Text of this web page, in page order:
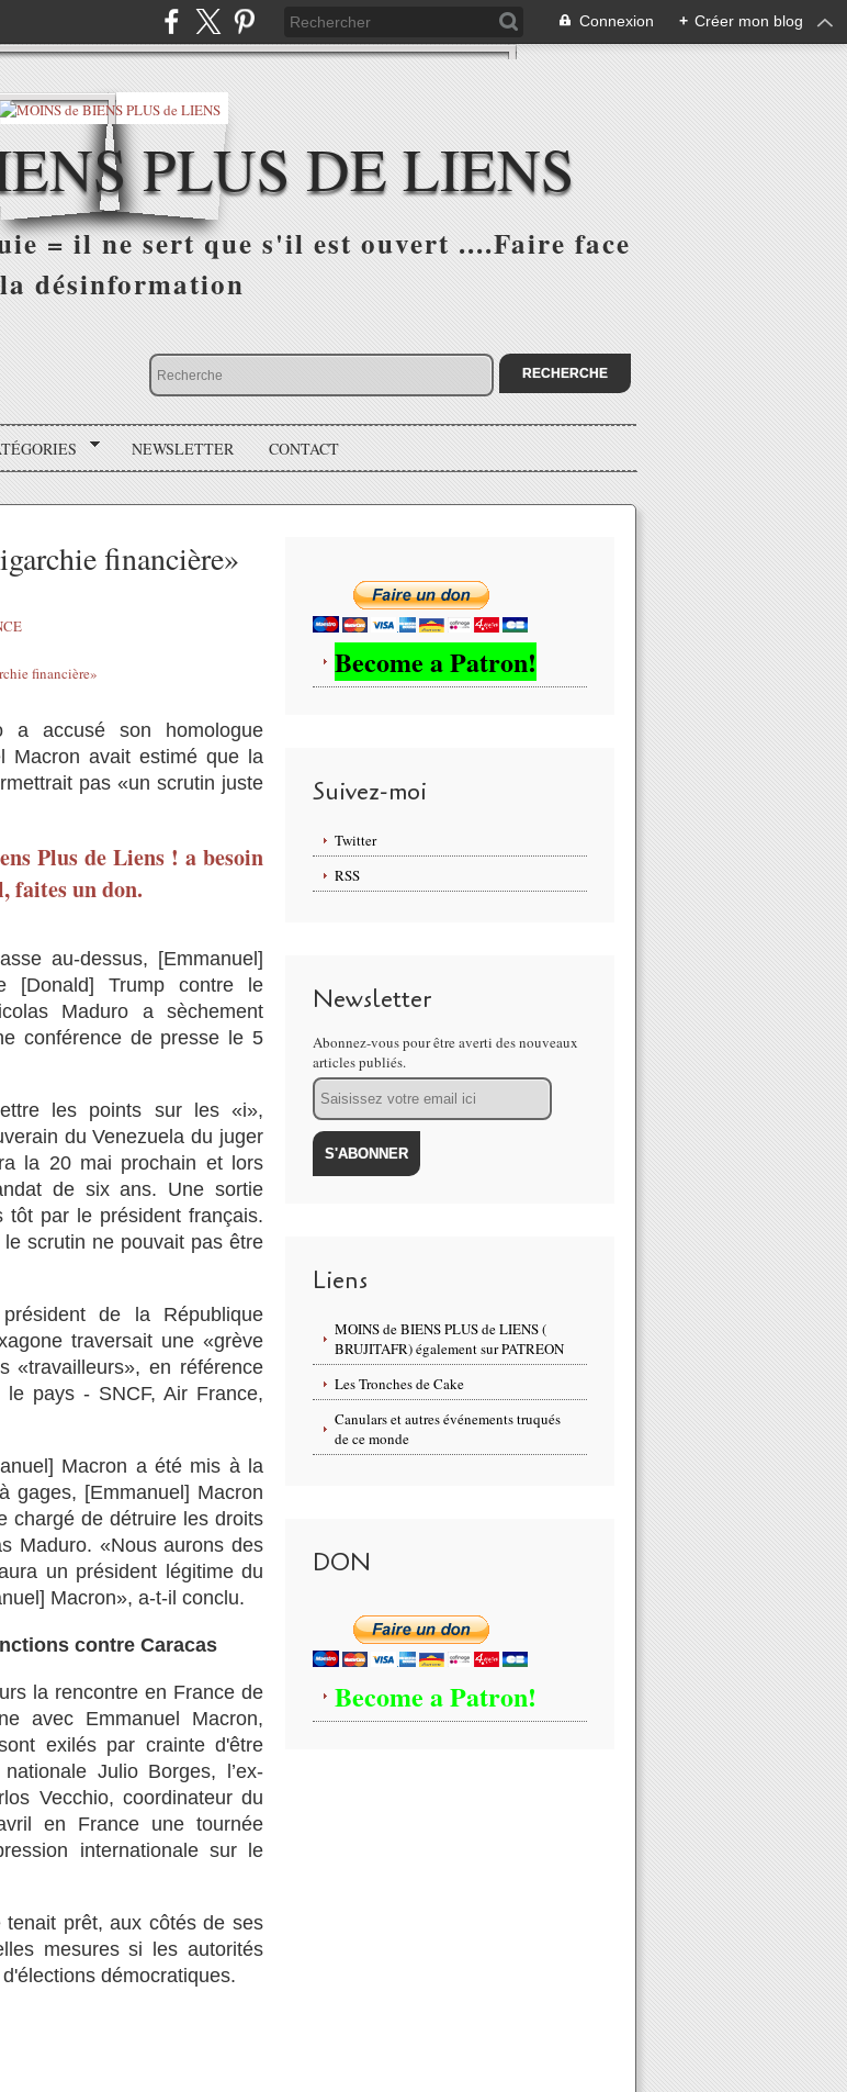
Connexion + Créer mon blog
PLUS DE LIENS
= il ne sert que s'il est ouvert ....Faire face
désinformation
NEWSLETTER CONTACT
financière»
a accusé son homologue
Macron avait estimé que la
pas «un scrutin juste
Plus de Liens ! a besoin
faites un don.
au-dessus, [Emmanuel]
Trump contre le
Maduro a sèchement
conférence de presse le 5
les points sur les «i»,
du Venezuela du juger
la 20 mai prochain et lors
de six ans. Une sortie
par le président français.
scrutin ne pouvait pas être
de la République
traversait une «grève
«travailleurs», en référence
pays - SNCF, Air France,
Macron a été mis à la
gages, [Emmanuel] Macron
chargé de détruire les droits
Maduro. «Nous aurons des
un président légitime du
Macron», a-t-il conclu.
contre Caracas
la rencontre en France de
avec Emmanuel Macron,
exilés par crainte d'être
Julio Borges, l’ex-
Vecchio, coordinateur du
en France une tournée
internationale sur le
prêt, aux côtés de ses
mesures si les autorités
démocratiques.
Become a Patron!
Suivez-moi
Twitter
RSS
Newsletter
Abonnez-vous pour être averti des nouveaux
articles publiés.
Email
Liens
MOINS de BIENS PLUS de LIENS (
BRUJITAFR) également sur PATREON
Les Tronches de Cake
Canulars et autres événements truqués
de ce monde
DON
Become a Patron!